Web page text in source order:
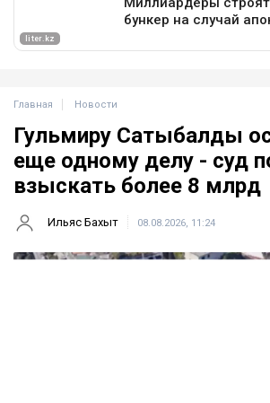
Главная Новости
Гульмиру Сатыбалды
еще одному делу - суд
взыскать более 8 млрд
Ильяс Бахыт 08.08.2026, 11:24